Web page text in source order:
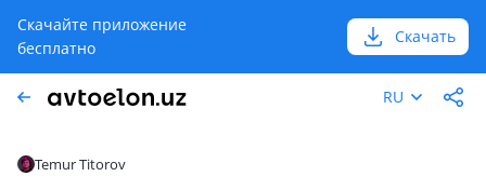
Скачайте приложение
бесплатно
Скачать
RU
Temur Titorov